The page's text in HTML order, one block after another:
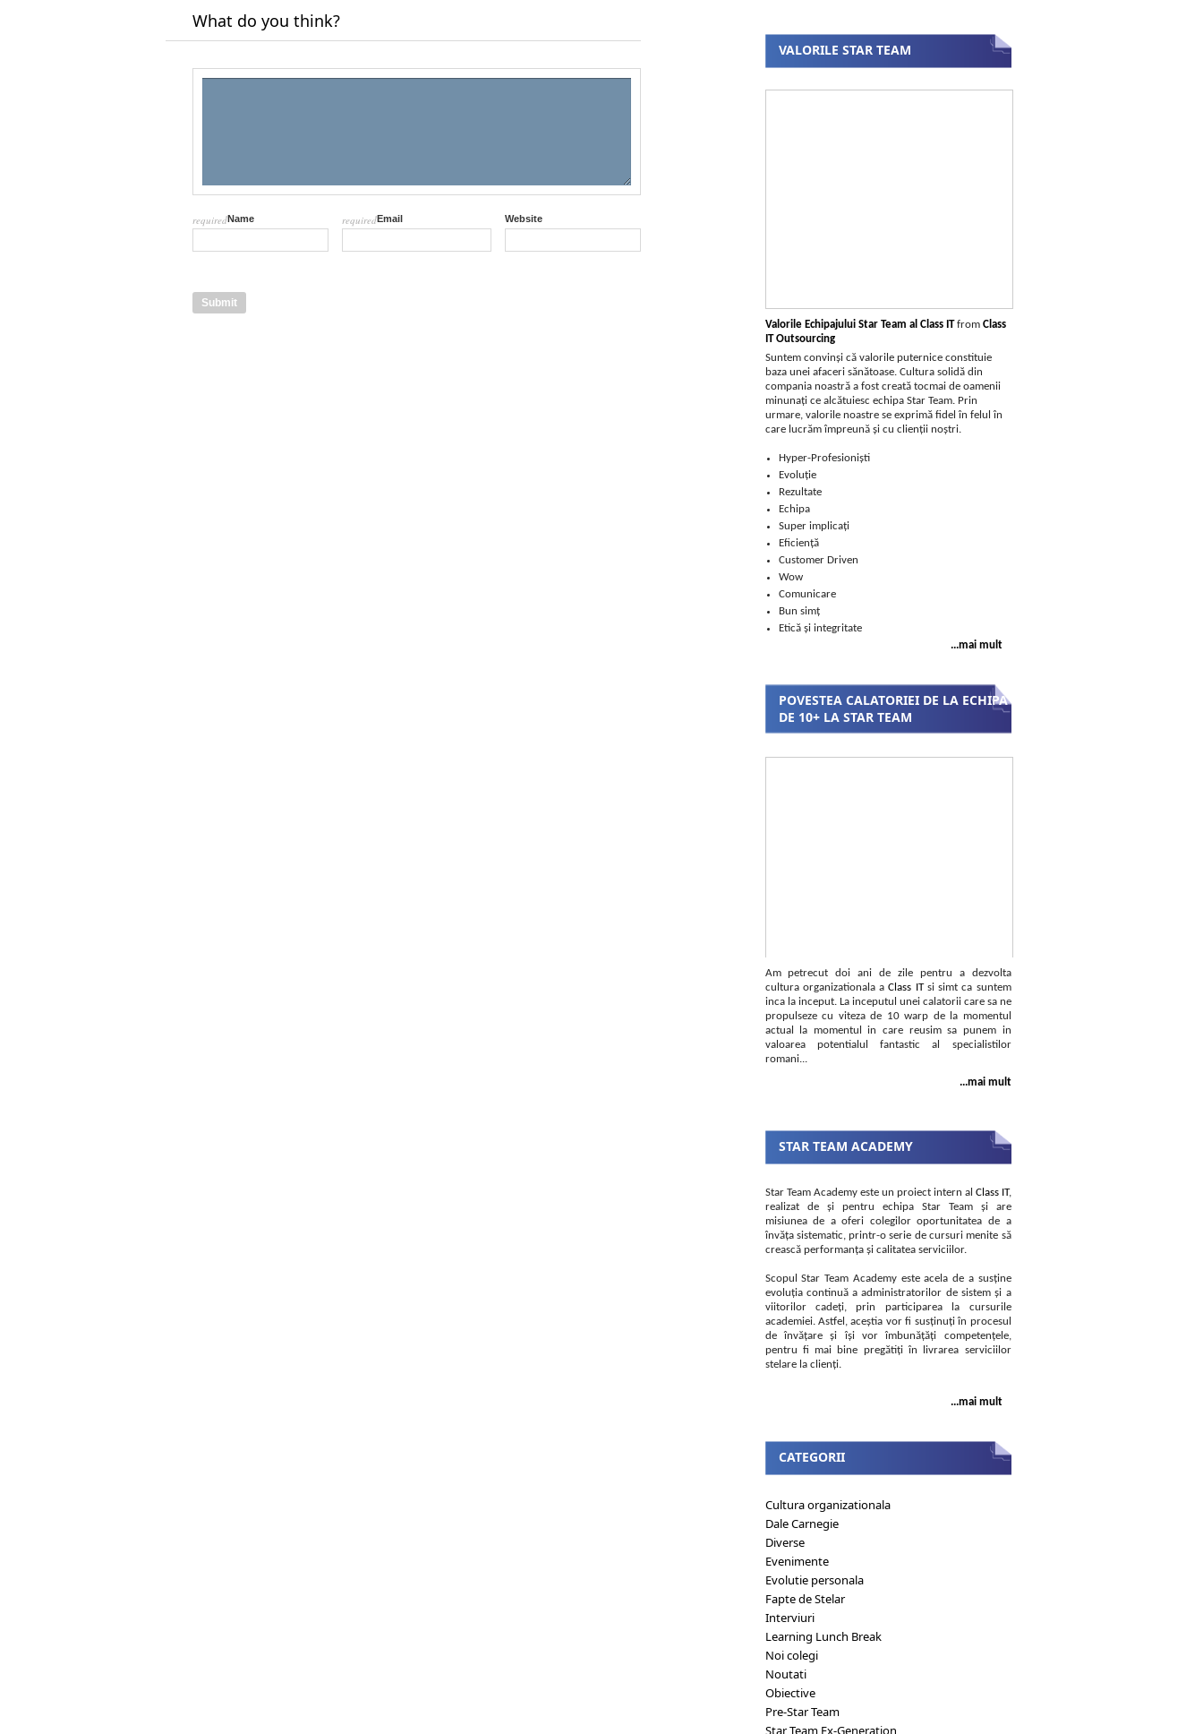
What do you think?
Name
required Email
required Website
VALORILE STAR TEAM
Valorile Echipajului Star Team al Class IT from Class
IT Outsourcing
Suntem convinși că valorile puternice constituie
baza unei afaceri sănătoase. Cultura solidă din
compania noastră a fost creată tocmai de oamenii
minunați ce alcătuiesc echipa Star Team. Prin
urmare, valorile noastre se exprimă fidel în felul în
care lucrăm împreună şi cu clienţii noştri.
Hyper-Profesioniști
Evoluție
Rezultate
Echipa
Super implicați
Eficiență
Customer Driven
Wow
Comunicare
Bun simț
Etică și integritate
...mai mult
POVESTEA CALATORIEI DE LA ECHIPA
DE 10+ LA STAR TEAM
Am petrecut doi ani de zile pentru a dezvolta
cultura organizationala aClass ITsi simt ca suntem
inca la inceput. La inceputul unei calatorii care sa ne
propulseze cu viteza de 10 warp de la momentul
actual la momentul in care reusim sa punem in
valoarea potentialul fantastic al specialistilor
romani...
...mai mult
STAR TEAM ACADEMY
Star Team Academy este un proiect intern al Class IT,
realizat de și pentru echipa Star Team și are
misiunea de a oferi colegilor oportunitatea de a
învăța sistematic, printr-o serie de cursuri menite să
crească performanța și calitatea serviciilor.
Scopul Star Team Academy este acela de a susține
evoluția continuă a administratorilor de sistem și a
viitorilor cadeți, prin participarea la cursurile
academiei. Astfel, aceștia vor fi susținuți în procesul
de învățare și își vor îmbunățăți competențele,
pentru fi mai bine pregătiți în livrarea serviciilor
stelare la clienți.
...mai mult
CATEGORII
Cultura organizationala
Dale Carnegie
Diverse
Evenimente
Evolutie personala
Fapte de Stelar
Interviuri
Learning Lunch Break
Noi colegi
Noutati
Obiective
Pre-Star Team
Star Team Ex-Generation